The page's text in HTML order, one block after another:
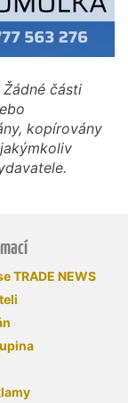
části
kopírovány
TRADE NEWS